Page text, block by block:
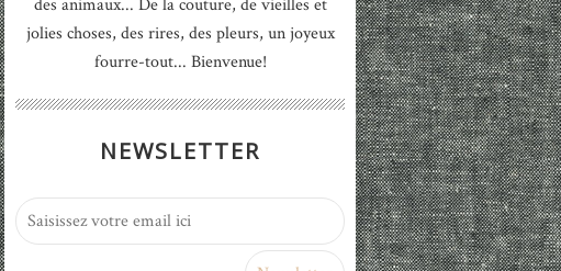
des animaux... De la couture, de vieilles et
jolies choses, des rires, des pleurs, un joyeux
fourre-tout... Bienvenue!
NEWSLETTER